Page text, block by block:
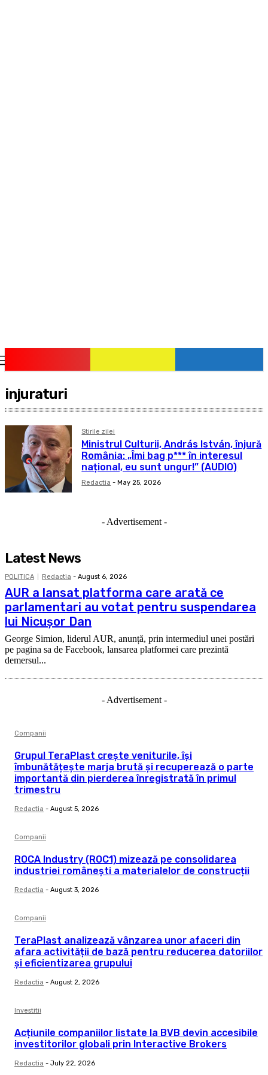
injuraturi
Stirile zilei
Ministrul Culturii, András István, înjură
România: „Îmi bag p*** în interesul
național, eu sunt ungur!” (AUDIO)
Redactia - May 25, 2026
- Advertisement -
Latest News
POLITICA Redactia - August 6, 2026
AUR a lansat platforma care arată ce
parlamentari au votat pentru suspendarea
lui Nicușor Dan
George Simion, liderul AUR, anunță, prin intermediul unei postări
pe pagina sa de Facebook, lansarea platformei care prezintă
demersul...
- Advertisement -
Companii
Grupul TeraPlast crește veniturile, își
îmbunătățește marja brută și recuperează o parte
importantă din pierderea înregistrată în primul
trimestru
Redactia - August 5, 2026
Companii
ROCA Industry (ROC1) mizează pe consolidarea
industriei românești a materialelor de construcții
Redactia - August 3, 2026
Companii
TeraPlast analizează vânzarea unor afaceri din
afara activității de bază pentru reducerea datoriilor
și eficientizarea grupului
Redactia - August 2, 2026
Investitii
Acțiunile companiilor listate la BVB devin accesibile
investitorilor globali prin Interactive Brokers
Redactia - July 22, 2026